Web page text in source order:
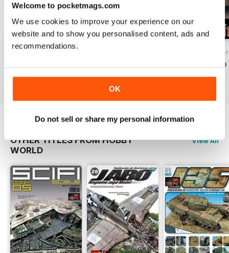
Welcome to pocketmags.com
We use cookies to improve your experience on our
website and to show you personalised content, ads and
recommendations.
OK
Do not sell or share my personal information
How to Build - Como Montar 13
Vista|Al carrello
Vista|Al carrello
How to Build -
€3,49
Vista|Al carrello
OTHER TITLES FROM HOBBY
WORLD
View All